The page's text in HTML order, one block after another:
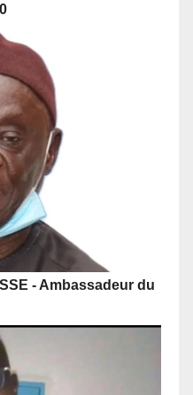
- Ambassadeur du